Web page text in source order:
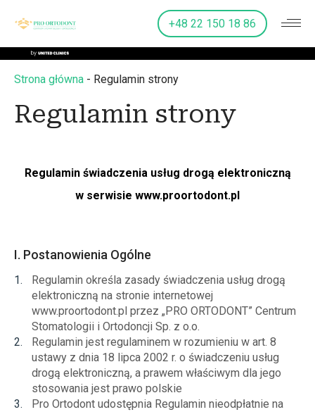
+48 22 150 18 86
Strona główna - Regulamin strony
Regulamin strony
Regulamin świadczenia usług drogą elektroniczną
w serwisie www.proortodont.pl
I. Postanowienia Ogólne
Regulamin określa zasady świadczenia usług drogą
elektroniczną na stronie internetowej
www.proortodont.pl przez „PRO ORTODONT” Centrum
Stomatologii i Ortodoncji Sp. z o.o.
Regulamin jest regulaminem w rozumieniu w art. 8
ustawy z dnia 18 lipca 2002 r. o świadczeniu usług
drogą elektroniczną, a prawem właściwym dla jego
stosowania jest prawo polskie
Pro Ortodont udostępnia Regulamin nieodpłatnie na